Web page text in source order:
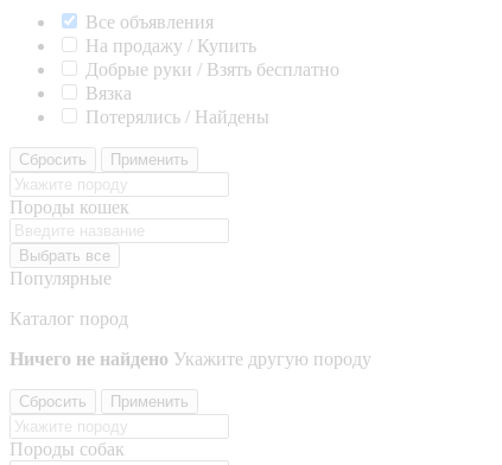
Все объявления
На продажу / Купить
Добрые руки / Взять бесплатно
Вязка
Потерялись / Найдены
Сбросить Применить
Породы кошек
Выбрать все
Популярные
Каталог пород
Ничего не найдено Укажите другую породу
Сбросить Применить
Породы собак